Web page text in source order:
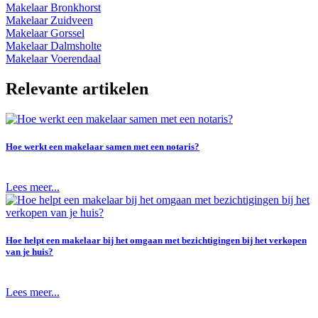
Makelaar Bronkhorst
Makelaar Zuidveen
Makelaar Gorssel
Makelaar Dalmsholte
Makelaar Voerendaal
Relevante artikelen
Hoe werkt een makelaar samen met een notaris?
Lees meer...
Hoe helpt een makelaar bij het omgaan met bezichtigingen bij het verkopen
van je huis?
Lees meer...